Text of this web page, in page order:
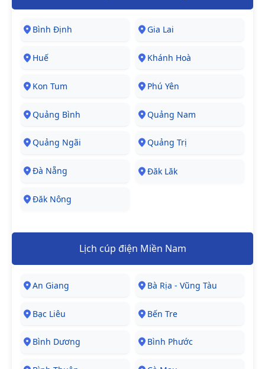
Bình Định Gia Lai
Huế Khánh Hoà
Kon Tum Phú Yên
Quảng Bình Quảng Nam
Quảng Ngãi Quảng Trị
Đà Nẵng Đăk Lăk
Đăk Nông
Lịch cúp điện Miền Nam
An Giang Bà Rịa - Vũng Tàu
Bạc Liêu Bến Tre
Bình Dương Bình Phước